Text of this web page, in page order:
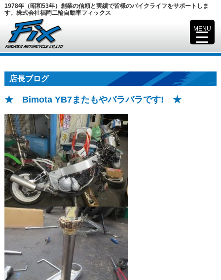
1978年（昭和53年）創業の信頼と実績で皆様のバイクライフをサポートしま
す。株式会社福岡二輪自動車フィックス
店長ブログ
★ Bimota YB7またもやバラバラです! ★
MENU
▼